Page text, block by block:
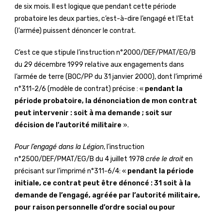
de six mois. Il est logique que pendant cette période
probatoire les deux parties, c’est-à-dire l’engagé et l’Etat
(l’armée) puissent dénoncer le contrat.
C’est ce que stipule l’instruction n°2000/DEF/PMAT/EG/B
du 29 décembre 1999 relative aux engagements dans
l’armée de terre (BOC/PP du 31 janvier 2000), dont l’imprimé
n°311-2/6 (modèle de contrat) précise : « pendant la
période probatoire, la dénonciation de mon contrat
peut intervenir : soit à ma demande ; soit sur
décision de l’autorité militaire ».
Pour l’engagé dans la Légion, l’instruction
n°2500/DEF/PMAT/EG/B du 4 juillet 1978 crée le droiten
précisant sur l’imprimé n°311-6/4: « pendant la période
initiale, ce contrat peut être dénoncé : 31 soit à la
demande de l’engagé, agréée par l’autorité militaire,
pour raison personnelle d’ordre social ou pour